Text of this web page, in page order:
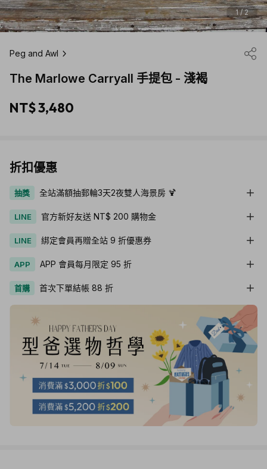
1 / 2
Peg and Awl
The Marlowe Carryall 手提包 - 淺褐
NT$ 3,480
折扣優惠
抽獎 全站滿額抽郵輪3天2夜雙人海景房 🍹
LINE 官方新好友送 NT$ 200 購物金
LINE 綁定會員再贈全站 9 折優惠券
APP APP 會員每月限定 95 折
首購 首次下單結帳 88 折